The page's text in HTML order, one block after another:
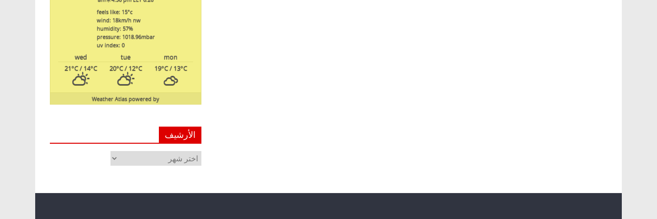
feels like: 15°c
wind: 18km/h nw
humidity: 57%
pressure: 1018.96mbar
uv index: 0
mon
tue
wed
19°C/ 13°C
20°C/ 12°C
21°C/ 14°C
powered by
Weather Atlas
الأرشيف
الأرشيف